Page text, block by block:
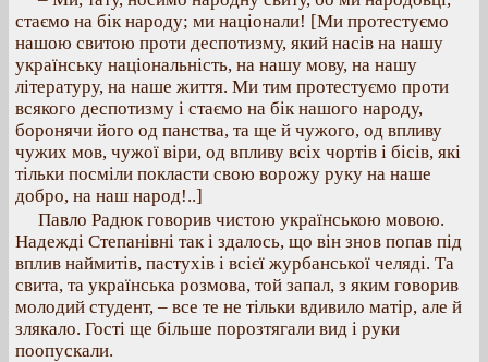
стаємо на бік народу; ми націонали! [Ми протестуємо
нашою свитою проти деспотизму, який насів на нашу
українську національність, на нашу мову, на нашу
літературу, на наше життя. Ми тим протестуємо проти
всякого деспотизму і стаємо на бік нашого народу,
боронячи його од панства, та ще й чужого, од впливу
чужих мов, чужої віри, од впливу всіх чортів і бісів, які
тільки посміли покласти свою ворожу руку на наше
добро, на наш народ!..]
Павло Радюк говорив чистою українською мовою.
Надежді Степанівні так і здалось, що він знов попав під
вплив наймитів, пастухів і всієї журбанської челяді. Та
свита, та українська розмова, той запал, з яким говорив
молодий студент, – все те не тільки вдивило матір, але й
злякало. Гості ще більше порозтягали вид і руки
поопускали.